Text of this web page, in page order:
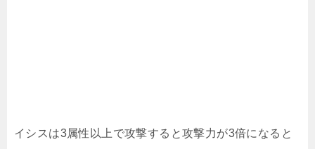
イシスは3属性以上で攻撃すると攻撃力が3倍になると